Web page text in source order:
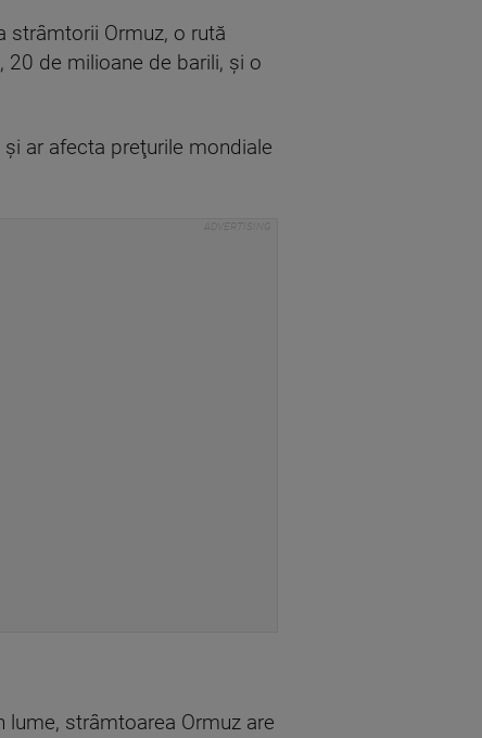
strâmtorii Ormuz, o rută
de milioane de barili, şi o
ar afecta preţurile mondiale
strâmtoarea Ormuz are